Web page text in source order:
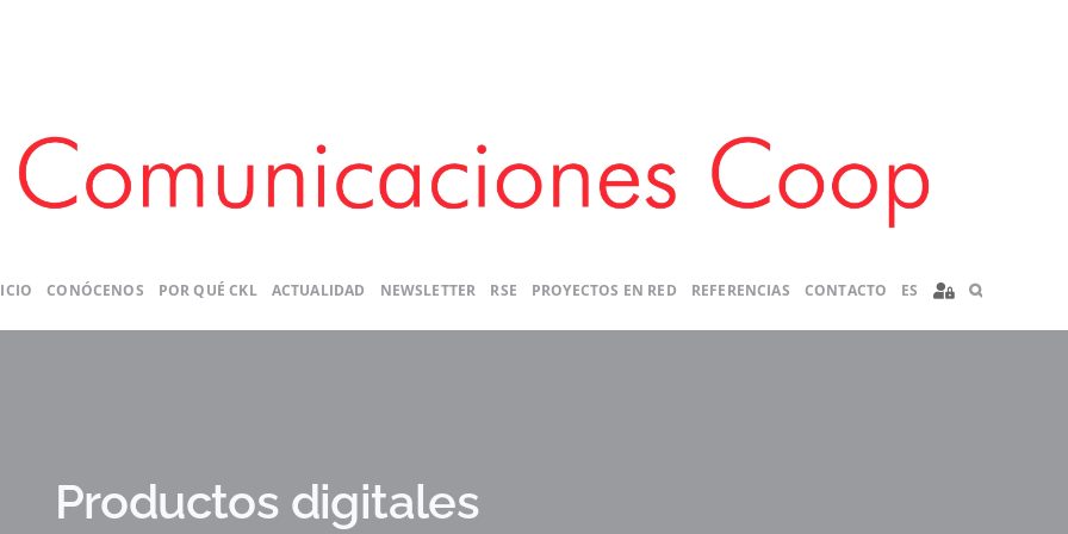
CONÓCENOS POR QUÉ CKL ACTUALIDAD NEWSLETTER RSE PROYECTOS EN RED REFERENCIAS CONTACTO ES
Productos digitales